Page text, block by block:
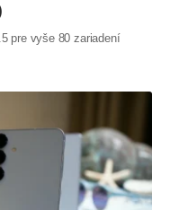
pre vyše 80 zariadení